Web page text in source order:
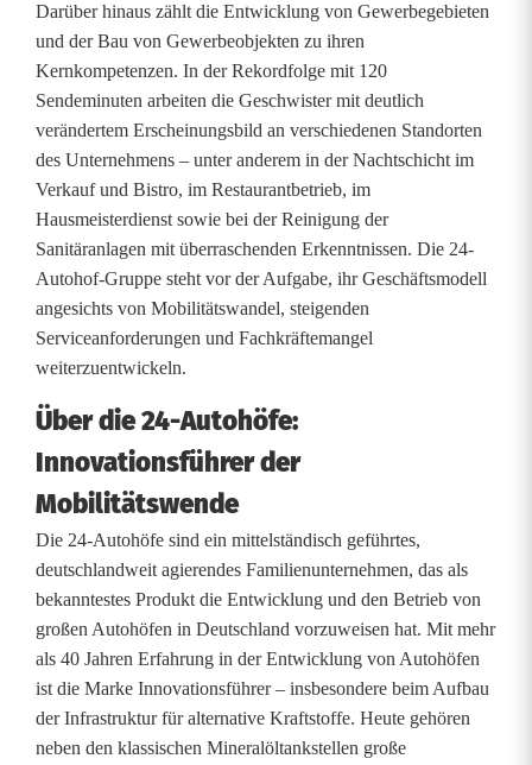
e
l
p
a
c
k
v
o
m
C
h
e
f
b
ü
r
o
Darüber hinaus zählt die Entwicklung von Gewerbegebieten
und der Bau von Gewerbeobjekten zu ihren
Kernkompetenzen. In der Rekordfolge mit 120
Sendeminuten arbeiten die Geschwister mit deutlich
verändertem Erscheinungsbild an verschiedenen Standorten
des Unternehmens – unter anderem in der Nachtschicht im
Verkauf und Bistro, im Restaurantbetrieb, im
Hausmeisterdienst sowie bei der Reinigung der
Sanitäranlagen mit überraschenden Erkenntnissen. Die 24-
Autohof-Gruppe steht vor der Aufgabe, ihr Geschäftsmodell
angesichts von Mobilitätswandel, steigenden
Serviceanforderungen und Fachkräftemangel
weiterzuentwickeln.
Über die 24-Autohöfe:
Innovationsführer der
Mobilitätswende
Die 24-Autohöfe sind ein mittelständisch geführtes,
deutschlandweit agierendes Familienunternehmen, das als
bekanntestes Produkt die Entwicklung und den Betrieb von
großen Autohöfen in Deutschland vorzuweisen hat. Mit mehr
als 40 Jahren Erfahrung in der Entwicklung von Autohöfen
ist die Marke Innovationsführer – insbesondere beim Aufbau
der Infrastruktur für alternative Kraftstoffe. Heute gehören
neben den klassischen Mineralöltankstellen große